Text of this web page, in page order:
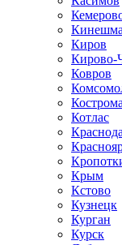
Кинешма
Киров
Кирово-
Ковров
Кострома
Котлас
Крым
Кстово
Кузнецк
Курган
Курск